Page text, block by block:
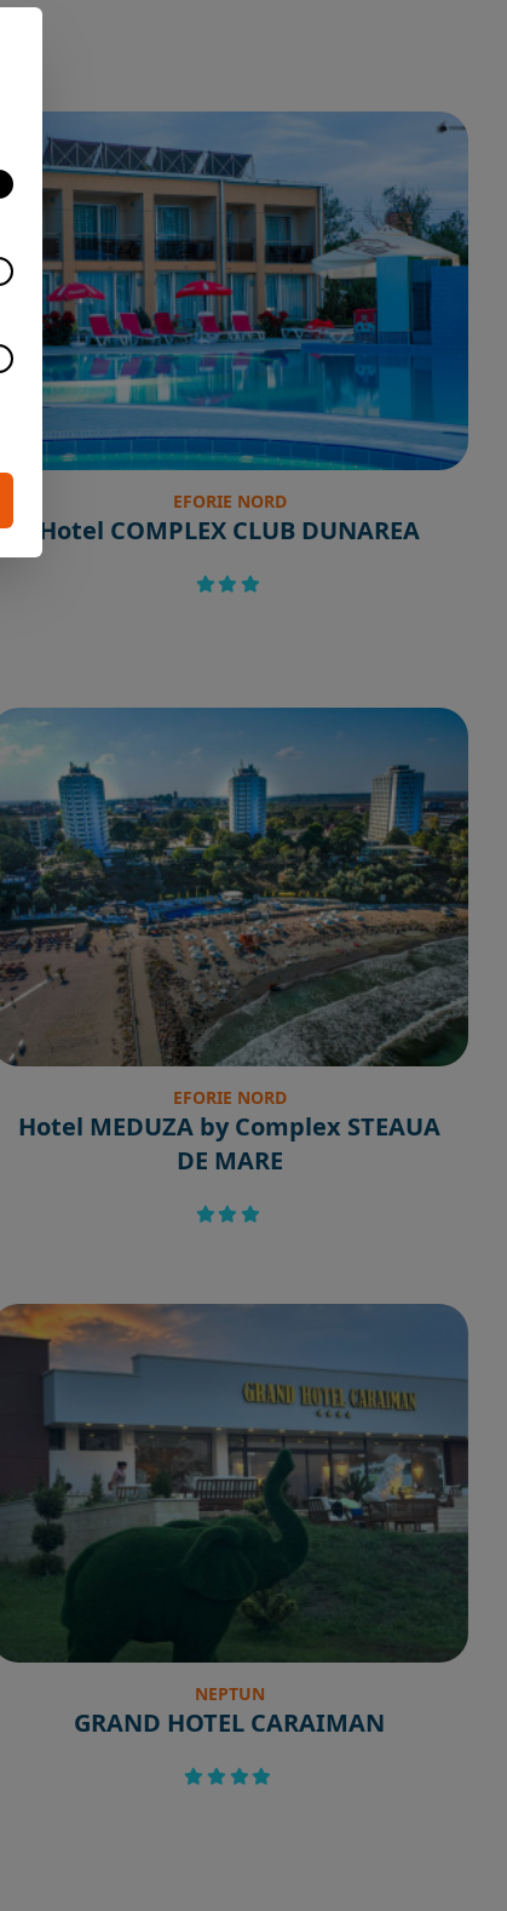
EFORIE NORD
Hotel COMPLEX CLUB DUNAREA
EFORIE NORD
Hotel MEDUZA by Complex STEAUA
DE MARE
NEPTUN
GRAND HOTEL CARAIMAN